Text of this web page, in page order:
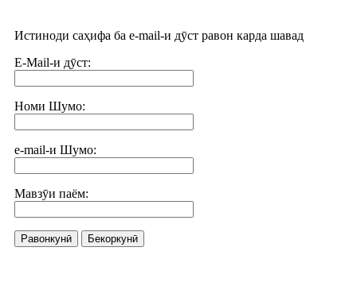
Истиноди саҳифа ба e-mail-и дӯст равон карда шавад
E-Mail-и дӯст:
Номи Шумо:
e-mail-и Шумо:
Мавзӯи паём:
Равонкунӣ Бекоркунӣ